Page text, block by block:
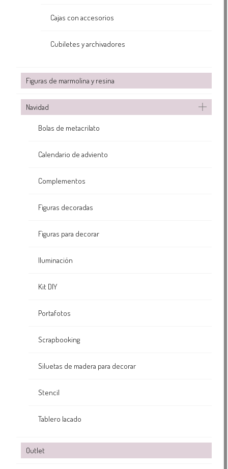
Cajas con accesorios
Cubiletes y archivadores
Figuras de marmolina y resina
Navidad
Bolas de metacrilato
Calendario de adviento
Complementos
Figuras decoradas
Figuras para decorar
Iluminación
Kit DIY
Portafotos
Scrapbooking
Siluetas de madera para decorar
Stencil
Tablero lacado
Outlet